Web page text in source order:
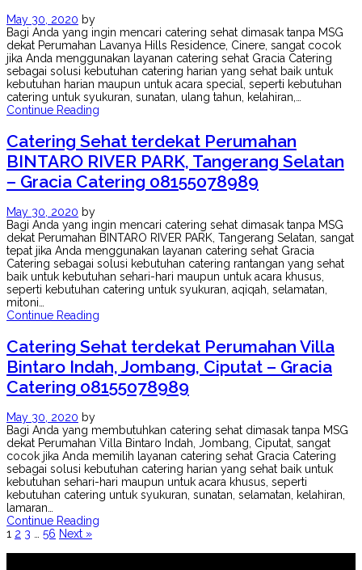
May 30, 2020 by
Bagi Anda yang ingin mencari catering sehat dimasak tanpa MSG
dekat Perumahan Lavanya Hills Residence, Cinere, sangat cocok
jika Anda menggunakan layanan catering sehat Gracia Catering
sebagai solusi kebutuhan catering harian yang sehat baik untuk
kebutuhan harian maupun untuk acara special, seperti kebutuhan
catering untuk syukuran, sunatan, ulang tahun, kelahiran,…
Continue Reading
Catering Sehat terdekat Perumahan
BINTARO RIVER PARK, Tangerang Selatan
– Gracia Catering 08155078989
May 30, 2020 by
Bagi Anda yang ingin mencari catering sehat dimasak tanpa MSG
dekat Perumahan BINTARO RIVER PARK, Tangerang Selatan, sangat
tepat jika Anda menggunakan layanan catering sehat Gracia
Catering sebagai solusi kebutuhan catering rantangan yang sehat
baik untuk kebutuhan sehari-hari maupun untuk acara khusus,
seperti kebutuhan catering untuk syukuran, aqiqah, selamatan,
mitoni…
Continue Reading
Catering Sehat terdekat Perumahan Villa
Bintaro Indah, Jombang, Ciputat – Gracia
Catering 08155078989
May 30, 2020 by
Bagi Anda yang membutuhkan catering sehat dimasak tanpa MSG
dekat Perumahan Villa Bintaro Indah, Jombang, Ciputat, sangat
cocok jika Anda memilih layanan catering sehat Gracia Catering
sebagai solusi kebutuhan catering harian yang sehat baik untuk
kebutuhan sehari-hari maupun untuk acara khusus, seperti
kebutuhan catering untuk syukuran, sunatan, selamatan, kelahiran,
lamaran…
Continue Reading
1 2 3 56 Next »